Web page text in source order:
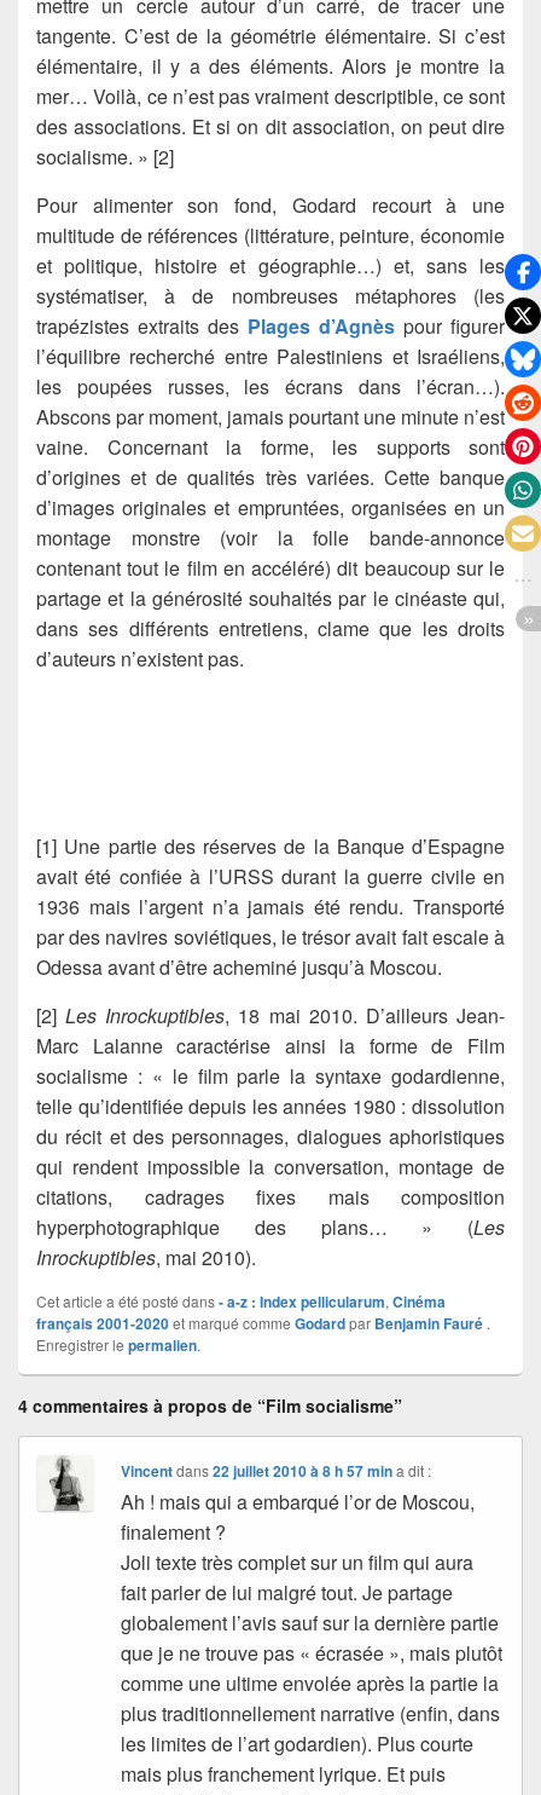
mettre un cercle autour d’un carré, de tracer une
tangente. C’est de la géométrie élémentaire. Si c’est
élémentaire, il y a des éléments. Alors je montre la
mer… Voilà, ce n’est pas vraiment descriptible, ce sont
des associations. Et si on dit association, on peut dire
socialisme. » [2]
Pour alimenter son fond, Godard recourt à une
multitude de références (littérature, peinture, économie
et politique, histoire et géographie…) et, sans les
systématiser, à de nombreuses métaphores (les
trapézistes extraits des Plages d’Agnès pour figurer
l’équilibre recherché entre Palestiniens et Israéliens,
les poupées russes, les écrans dans l’écran…).
Abscons par moment, jamais pourtant une minute n’est
vaine. Concernant la forme, les supports sont
d’origines et de qualités très variées. Cette banque
d’images originales et empruntées, organisées en un
montage monstre (voir la folle bande-annonce
contenant tout le film en accéléré) dit beaucoup sur le
partage et la générosité souhaités par le cinéaste qui,
dans ses différents entretiens, clame que les droits
d’auteurs n’existent pas.
[1] Une partie des réserves de la Banque d’Espagne
avait été confiée à l’URSS durant la guerre civile en
1936 mais l’argent n’a jamais été rendu. Transporté
par des navires soviétiques, le trésor avait fait escale à
Odessa avant d’être acheminé jusqu’à Moscou.
[2]Les Inrockuptibles, 18 mai 2010. D’ailleurs Jean-
Marc Lalanne caractérise ainsi la forme de Film
socialisme : « le film parle la syntaxe godardienne,
telle qu’identifiée depuis les années 1980 : dissolution
du récit et des personnages, dialogues aphoristiques
qui rendent impossible la conversation, montage de
citations, cadrages fixes mais composition
hyperphotographique des plans… » (Les
Inrockuptibles, mai 2010).
Cet article a été posté dans- a-z : Index pellicularum,Cinéma
français 2001-2020et marqué comme Godardpar Benjamin Fauré .
Enregistrer le permalien.
4 commentaires à propos de “Film socialisme”
Vincentdans22 juillet 2010 à 8 h 57 min a dit :
Ah ! mais qui a embarqué l’or de Moscou,
finalement ?
Joli texte très complet sur un film qui aura
fait parler de lui malgré tout. Je partage
globalement l’avis sauf sur la dernière partie
que je ne trouve pas « écrasée », mais plutôt
comme une ultime envolée après la partie la
plus traditionnellement narrative (enfin, dans
les limites de l’art godardien). Plus courte
mais plus franchement lyrique. Et puis